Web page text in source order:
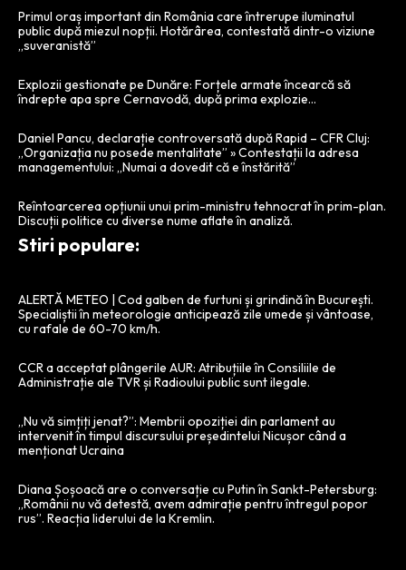
Primul oraș important din România care întrerupe iluminatul
public după miezul nopții. Hotărârea, contestată dintr-o viziune
„suveranistă”
Explozii gestionate pe Dunăre: Forțele armate încearcă să
îndrepte apa spre Cernavodă, după prima explozie…
Daniel Pancu, declarație controversată după Rapid – CFR Cluj:
„Organizația nu posede mentalitate” » Contestații la adresa
managementului: „Numai a dovedit că e înstărită”
Reîntoarcerea opțiunii unui prim-ministru tehnocrat în prim-plan.
Discuții politice cu diverse nume aflate în analiză.
Stiri populare:
ALERTĂ METEO | Cod galben de furtuni și grindină în București.
Specialiștii în meteorologie anticipează zile umede și vântoase,
cu rafale de 60-70 km/h.
CCR a acceptat plângerile AUR: Atribuțiile în Consiliile de
Administrație ale TVR și Radioului public sunt ilegale.
„Nu vă simțiți jenat?”: Membrii opoziției din parlament au
intervenit în timpul discursului președintelui Nicușor când a
menționat Ucraina
Diana Șoșoacă are o conversație cu Putin în Sankt-Petersburg:
„Românii nu vă detestă, avem admirație pentru întregul popor
rus”. Reacția liderului de la Kremlin.